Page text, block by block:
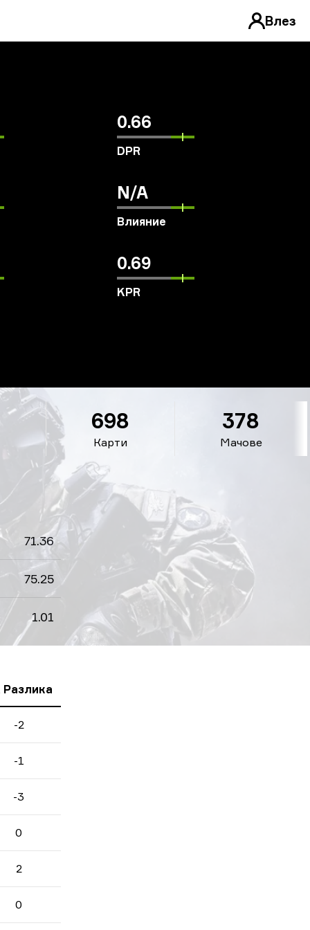
Влез
0.66
DPR
N/A
Влияние
0.69
KPR
Карти
698
Мачове
378
71.36
75.25
1.01
Разлика
-2
-1
-3
0
2
0